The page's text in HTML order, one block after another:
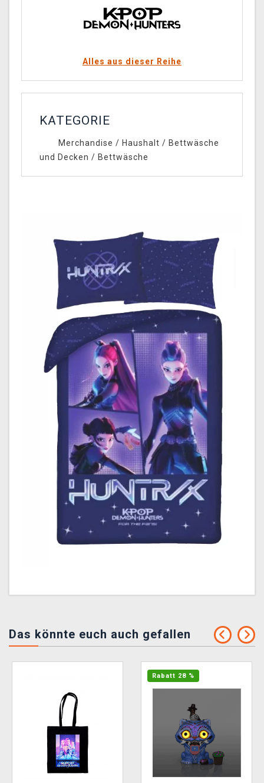
Alles aus dieser Reihe
KATEGORIE
Merchandise / Haushalt / Bettwäsche
und Decken / Bettwäsche
Das könnte euch auch gefallen
Rabatt 28 %